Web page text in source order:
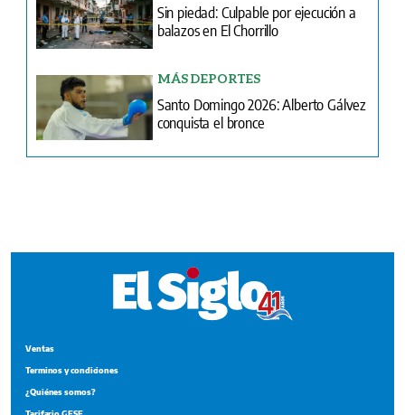
Santo Domingo 2026: Alberto Gálvez
conquista el bronce
Suplementos